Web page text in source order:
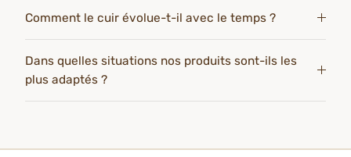
Comment le cuir évolue-t-il avec le temps ?
Dans quelles situations nos produits sont-ils les
plus adaptés ?